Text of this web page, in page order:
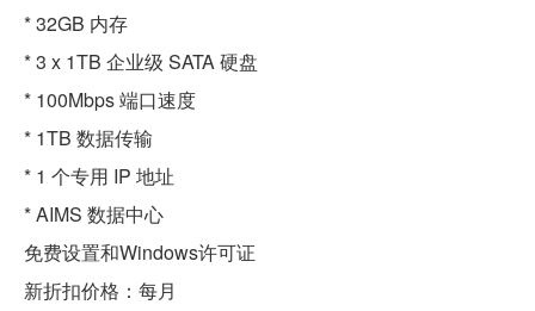
* 32GB 内存
* 3 x 1TB 企业级 SATA 硬盘
* 100Mbps 端口速度
* 1TB 数据传输
* 1 个专用 IP 地址
* AIMS 数据中心
免费设置和Windows许可证
新折扣价格：每月